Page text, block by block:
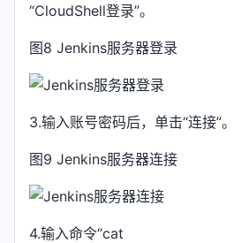
“CloudShell登录”。
图8 Jenkins服务器登录
3.输入账号密码后，单击“连接”。
图9 Jenkins服务器连接
4.输入命令“cat